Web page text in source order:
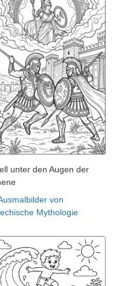
unter den Augen der
von
Mythologie